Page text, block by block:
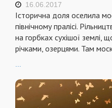
16.06.2017
Історична доля оселила
північному пралісі.
на горбках сухішої землі,
річками, озерцями. Там